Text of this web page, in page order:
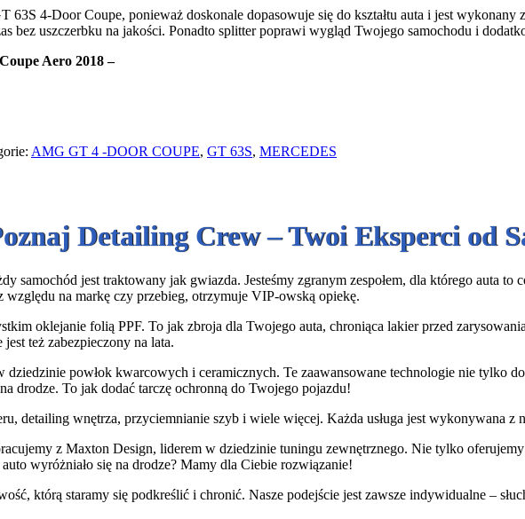
4-Door Coupe, ponieważ doskonale dopasowuje się do kształtu auta i jest
bez uszczerbku na jakości. Ponadto splitter poprawi wygląd Twojego samochodu i
Aero 2018 –
AMG GT 4 -DOOR COUPE, GT 63S, MERCEDES
Detailing Crew – Twoi Eksperci od
samochód jest traktowany jak gwiazda. Jesteśmy zgranym zespołem, dla którego auta to
na markę czy przebieg, otrzymuje VIP-owską opiekę.
oklejanie folią PPF. To jak zbroja dla Twojego auta, chroniąca lakier przed
też zabezpieczony na lata.
dziedzinie powłok kwarcowych i ceramicznych. Te zaawansowane technologie nie tylko
drodze. To jak dodać tarczę ochronną do Twojego pojazdu!
detailing wnętrza, przyciemnianie szyb i wiele więcej. Każda usługa jest wykonywana z
z Maxton Design, liderem w dziedzinie tuningu zewnętrznego. Nie tylko
wyróżniało się na drodze? Mamy dla Ciebie rozwiązanie!
którą staramy się podkreślić i chronić. Nasze podejście jest zawsze indywidualne –